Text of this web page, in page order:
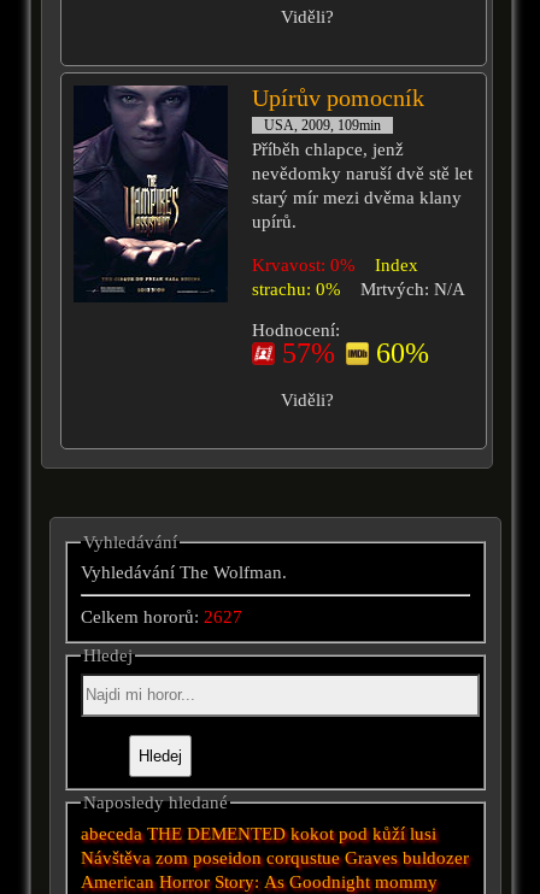
Viděli?
Upírův pomocník
USA, 2009, 109min
Příběh chlapce, jenž
nevědomky naruší dvě stě let
starý mír mezi dvěma klany
upírů.
Krvavost: 0%
Index
strachu: 0%
Mrtvých: N/A
Hodnocení:
57% 60%
Viděli?
Vyhledávání
Vyhledávání The Wolfman.
Celkem hororů:2627
Hledej
Naposledy hledané
abeceda THE DEMENTED kokot pod kůží lusi
Návštěva zom poseidon corqustue Graves buldozer
American Horror Story: As Goodnight mommy